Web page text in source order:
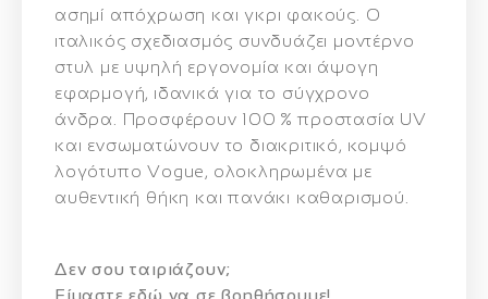
ασημί απόχρωση και γκρι φακούς. Ο
ιταλικός σχεδιασμός συνδυάζει μοντέρνο
στυλ με υψηλή εργονομία και άψογη
εφαρμογή, ιδανικά για το σύγχρονο
άνδρα. Προσφέρουν 100 % προστασία UV
και ενσωματώνουν το διακριτικό, κομψό
λογότυπο Vogue, ολοκληρωμένα με
αυθεντική θήκη και πανάκι καθαρισμού.
Δεν σου ταιριάζουν;